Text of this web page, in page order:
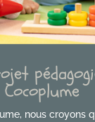
Cocoplume
nous croyons